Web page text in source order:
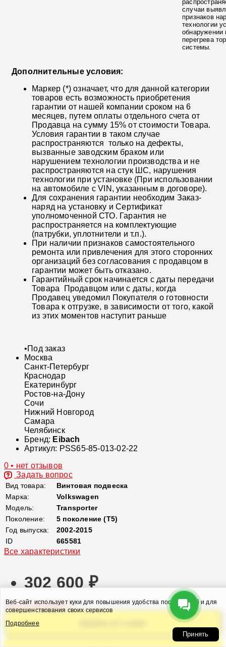
случаи
признаков
технологии
обнаружении
перегрева
системы.
Дополнительные условия:
Маркер (*) означает, что для данной категории
товаров есть возможность приобретения
гарантии от нашей компании сроком на 6
месяцев, путем оплаты отдельного счета от
Продавца на сумму 15% от стоимости Товара.
Условия гарантии в таком случае
распространяются только на дефекты,
вызванные заводским браком или
нарушением технологии производства и не
распространяются на стук ШС, нарушения
технологии при установке (При использовании
на автомобиле с VIN, указанным в договоре).
Для сохранения гарантии необходим Заказ-
наряд на установку и Сертификат
уполномоченной СТО. Гарантия не
распространяется на комплектующие
(патрубки, уплотнители и т.п.).
При наличии признаков самостоятельного
ремонта или привлечения для этого сторонних
организаций без согласования с продавцом в
гарантии может быть отказано.
Гарантийный срок начинается с даты передачи
Товара Продавцом или с даты, когда
Продавец уведомил Покупателя о готовности
Товара к отгрузке, в зависимости от того, какой
из этих моментов наступит раньше
•Под заказ
Москва
Санкт-Петербург
Краснодар
Екатеринбург
Ростов-на-Дону
Сочи
Нижний Новгород
Самара
Челябинск
Бренд: Eibach
Артикул: PSS65-85-013-02-22
0 • нет отзывов
Задать вопрос
Вид товара:
Винтовая подвеска
Марка:
Volkswagen
Модель:
Transporter
Поколение:
5 поколение (T5)
Год выпуска:
2002-2015
ID
665581
Все характеристики
302 600 ₽
Нашли дешевле?
Веб-сайт использует куки для повышения удобства посетителей и для
совершенствования своих сервисов
Подробнее
Принять